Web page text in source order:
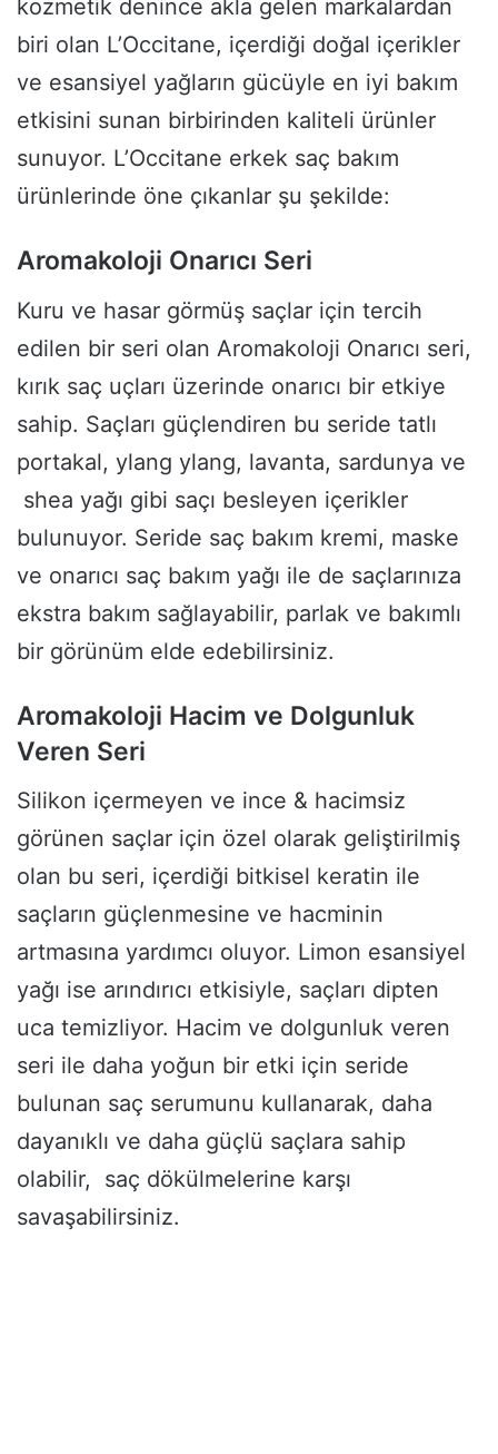
kozmetik denince akla gelen markalardan
biri olan L’Occitane, içerdiği doğal içerikler
ve esansiyel yağların gücüyle en iyi bakım
etkisini sunan birbirinden kaliteli ürünler
sunuyor. L’Occitane erkek saç bakım
ürünlerinde öne çıkanlar şu şekilde:
Aromakoloji Onarıcı Seri
Kuru ve hasar görmüş saçlar için tercih
edilen bir seri olan Aromakoloji Onarıcı seri,
kırık saç uçları üzerinde onarıcı bir etkiye
sahip. Saçları güçlendiren bu seride tatlı
portakal, ylang ylang, lavanta, sardunya ve
shea yağı gibi saçı besleyen içerikler
bulunuyor. Seride saç bakım kremi, maske
ve onarıcı saç bakım yağı ile de saçlarınıza
ekstra bakım sağlayabilir, parlak ve bakımlı
bir görünüm elde edebilirsiniz.
Aromakoloji Hacim ve Dolgunluk
Veren Seri
Silikon içermeyen ve ince & hacimsiz
görünen saçlar için özel olarak geliştirilmiş
olan bu seri, içerdiği bitkisel keratin ile
saçların güçlenmesine ve hacminin
artmasına yardımcı oluyor. Limon esansiyel
yağı ise arındırıcı etkisiyle, saçları dipten
uca temizliyor. Hacim ve dolgunluk veren
seri ile daha yoğun bir etki için seride
bulunan saç serumunu kullanarak, daha
dayanıklı ve daha güçlü saçlara sahip
olabilir, saç dökülmelerine karşı
savaşabilirsiniz.